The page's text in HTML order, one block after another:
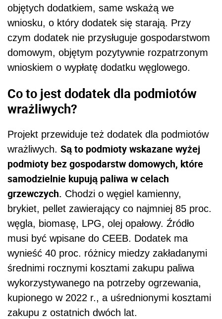
objętych dodatkiem, same wskażą we
wniosku, o który dodatek się starają. Przy
czym dodatek nie przysługuje gospodarstwom
domowym, objętym pozytywnie rozpatrzonym
wnioskiem o wypłatę dodatku węglowego.
Co to jest dodatek dla podmiotów
wrażliwych?
Projekt przewiduje też dodatek dla podmiotów
wrażliwych. Są to podmioty wskazane wyżej
podmioty bez gospodarstw domowych, które
samodzielnie kupują paliwa w celach
grzewczych. Chodzi o węgiel kamienny,
brykiet, pellet zawierający co najmniej 85 proc.
węgla, biomasę, LPG, olej opałowy. Źródło
musi być wpisane do CEEB. Dodatek ma
wynieść 40 proc. różnicy miedzy zakładanymi
średnimi rocznymi kosztami zakupu paliwa
wykorzystywanego na potrzeby ogrzewania,
kupionego w 2022 r., a uśrednionymi kosztami
zakupu z ostatnich dwóch lat.